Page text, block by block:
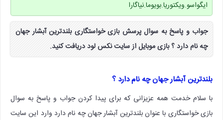
ایگواسو.ویکتوریا.بویوما.نیاگارا
جواب و پاسخ به سوال پرسش بازی خواستگاری بلندترین آبشار جهان
چه نام دارد ؟ بازی موبایل از سایت نکس لود دریافت کنید.
بلندترین آبشار جهان چه نام دارد ؟
با سلام خدمت همه عزیزانی که برای پیدا کردن جواب و پاسخ به سوال
بازی خواستگاری با عنوان بلندترین آبشار جهان چه نام دارد وارد این سایت